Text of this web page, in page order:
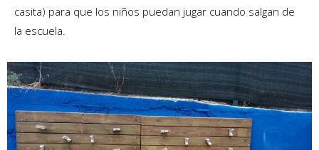
casita) para que los niños puedan jugar cuando salgan de
la escuela.